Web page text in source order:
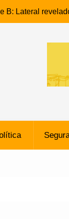
B: Lateral
do
policial na Bahia
ligada a ‘Zói de
Freitas: Homem
bairro Caji
Criminal:
Dívida de R$ 80